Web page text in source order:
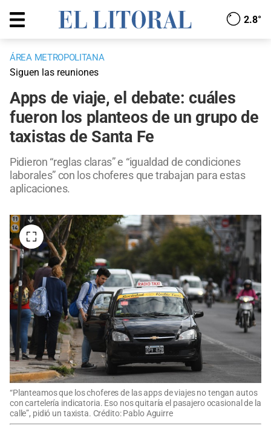
2.8°
ÁREA METROPOLITANA
Siguen las reuniones
Apps de viaje, el debate: cuáles
fueron los planteos de un grupo de
taxistas de Santa Fe
Pidieron “reglas claras” e “igualdad de condiciones
laborales” con los choferes que trabajan para estas
aplicaciones.
“Planteamos que los choferes de las apps de viajes no tengan autos
con cartelería indicatoria. Eso nos quitaría el pasajero ocasional de la
calle”, pidió un taxista. Crédito: Pablo Aguirre